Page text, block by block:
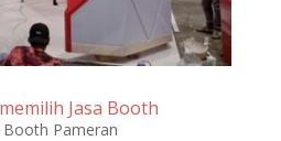
Jasa Booth
Booth Pameran